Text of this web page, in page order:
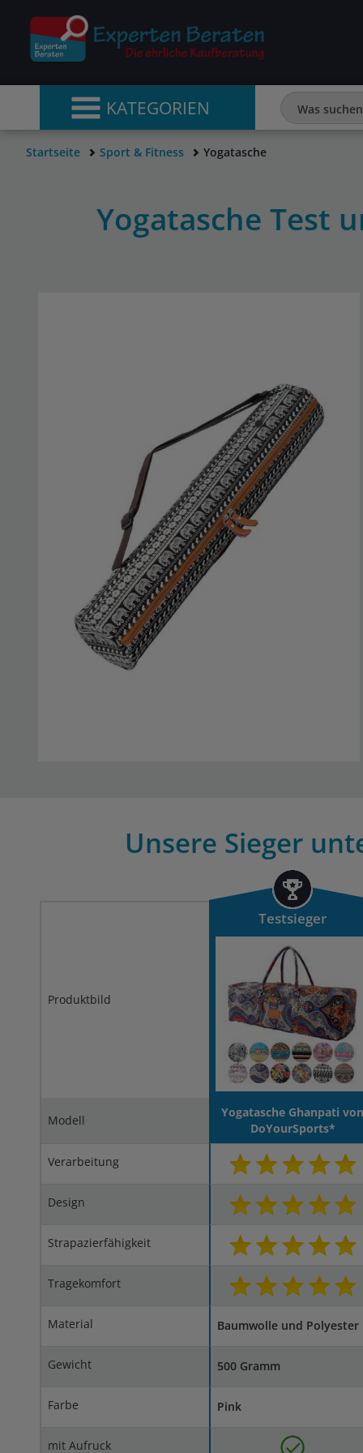
KATEGORIEN
Startseite Sport & Fitness Yogatasche
Yogatasche Test
Unsere Sieger
Produktbild
Testsieger
Modell
Yogatasche Ghanpati von
DoYourSports*
Verarbeitung
Design
Strapazierfähigkeit
Tragekomfort
Material Baumwolle und Polyester
Gewicht 500 Gramm
Farbe Pink
mit Aufruck